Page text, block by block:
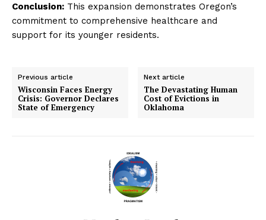
Conclusion: This expansion demonstrates Oregon’s
commitment to comprehensive healthcare and
support for its younger residents.
Previous article
Wisconsin Faces Energy
Crisis: Governor Declares
State of Emergency
Next article
The Devastating Human
Cost of Evictions in
Oklahoma